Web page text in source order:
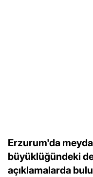
Erzurum'da
büyüklüğündeki
açıklamalarda